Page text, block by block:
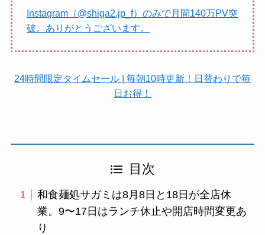
Instagram（@shiga2.jp_f）のみで月間140万PV突
破。ありがとうございます。
24時間限定タイムセール | 毎朝10時更新！日替わりで毎
日お得！
目次
和食麺処サガミは8月8日と18日が全店休
業。9〜17日はランチ休止や開店時間変更あ
り